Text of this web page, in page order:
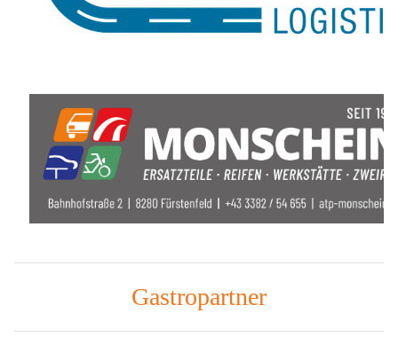
Gastropartner